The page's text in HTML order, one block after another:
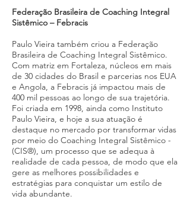
Federação Brasileira de Coaching Integral
Sistêmico – Febracis
Paulo Vieira também criou a Federação
Brasileira de Coaching Integral Sistêmico.
Com matriz em Fortaleza, núcleos em mais
de 30 cidades do Brasil e parcerias nos EUA
e Angola, a Febracis já impactou mais de
400 mil pessoas ao longo de sua trajetória.
Foi criada em 1998, ainda como Instituto
Paulo Vieira, e hoje a sua atuação é
destaque no mercado por transformar vidas
por meio do Coaching Integral Sistêmico -
(CIS®), um processo que se adequa à
realidade de cada pessoa, de modo que ela
gere as melhores possibilidades e
estratégias para conquistar um estilo de
vida abundante.